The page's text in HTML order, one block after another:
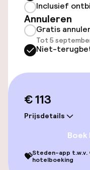
Toegankelijkheid
Overal
Lift
Kamers
Voor
Inclusief
Annuleren
Gratis
Tot 5
Niet-
€ 113
Prijsdetails
Boek
💝Steden-app t.w.v.
hotelboeking